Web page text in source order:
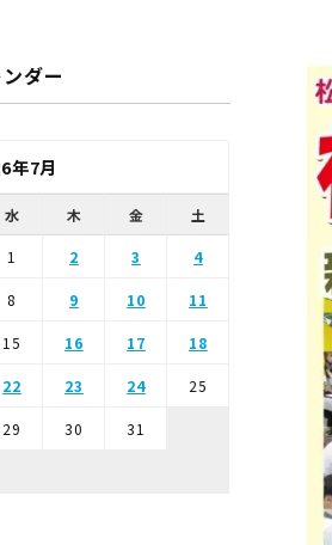
ダー
年7月
水 木 金 土
1 2 3 4
8 9 10 11
15 16 17 18
22 23 24 25
29 30 31